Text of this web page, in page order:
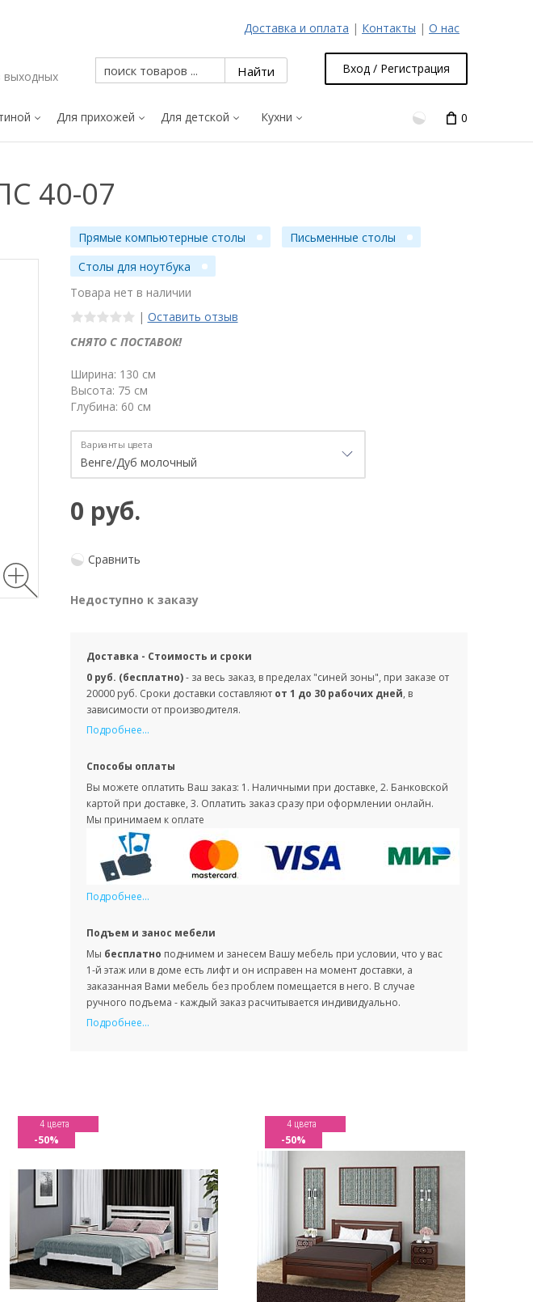
Доставка и оплата | Контакты | О нас
выходных
Вход / Регистрация
Для прихожей Для детской Кухни 0
40-07
Прямые компьютерные столы
Письменные столы
Столы для ноутбука
Товара нет в наличии
| Оставить отзыв
СНЯТО С ПОСТАВОК!
Ширина: 130 см
Высота: 75 см
Глубина: 60 см
Варианты цвета
0 руб.
Сравнить
Недоступно к заказу
Доставка - Стоимость и сроки
0 руб. (бесплатно)- за весь заказ, в пределах "синей зоны", при заказе от
20000 руб. Сроки доставки составляют от 1 до 30 рабочих дней, в
зависимости от производителя.
Подробнее...
Способы оплаты
Вы можете оплатить Ваш заказ: 1. Наличными при доставке, 2. Банковской
картой при доставке, 3. Оплатить заказ сразу при оформлении онлайн.
Мы принимаем к оплате
Подробнее...
Подъем и занос мебели
Мы бесплатно поднимем и занесем Вашу мебель при условии, что у вас
1-й этаж или в доме есть лифт и он исправен на момент доставки, а
заказанная Вами мебель без проблем помещается в него. В случае
ручного подъема - каждый заказ расчитывается индивидуально.
Подробнее...
4 цвета
-50%
4 цвета
-50%